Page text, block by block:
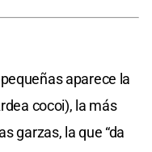
aparece la
cocoi), la más
garzas, la que “da